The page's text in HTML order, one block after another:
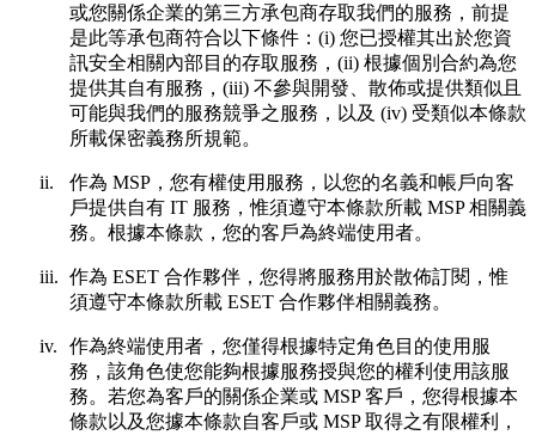
或您關係企業的第三方承包商存取我們的服務，前提
是此等承包商符合以下條件：(i) 您已授權其出於您資
訊安全相關內部目的存取服務，(ii) 根據個別合約為您
提供其自有服務，(iii) 不參與開發、散佈或提供類似且
可能與我們的服務競爭之服務，以及 (iv) 受類似本條款
所載保密義務所規範。
ii.
作為 MSP，您有權使用服務，以您的名義和帳戶向客
戶提供自有 IT 服務，惟須遵守本條款所載 MSP 相關義
務。根據本條款，您的客戶為終端使用者。
iii. 作為 ESET 合作夥伴，您得將服務用於散佈訂閱，惟
須遵守本條款所載 ESET 合作夥伴相關義務。
iv.
作為終端使用者，您僅得根據特定角色目的使用服
務，該角色使您能夠根據服務授與您的權利使用該服
務。若您為客戶的關係企業或 MSP 客戶，您得根據本
條款以及您據本條款自客戶或 MSP 取得之有限權利，